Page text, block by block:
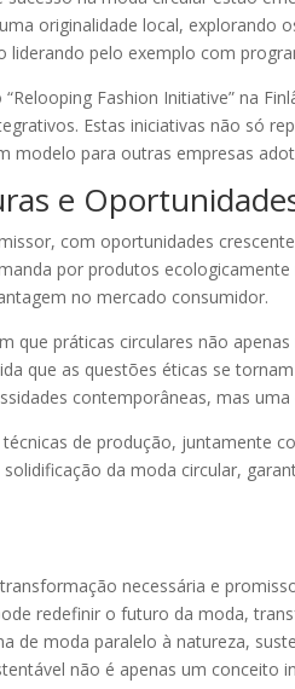
originalidade local, explorando
pelo exemplo com
Fashion Initiative” na
Estas iniciativas não só
modelo para outras empresas
e
com oportunidades
por produtos
no mercado consumidor.
que práticas circulares não
que as questões éticas se
contemporâneas, mas
de produção, juntamente
da moda circular,
necessária e
redefinir o futuro da moda,
de moda paralelo à natureza,
não é apenas um